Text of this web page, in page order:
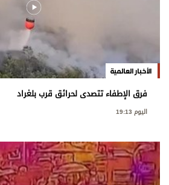
الأخبار العالمية
فرق الإطفاء تتصدى لحرائق قرب بلغراد
اليوم 19:13